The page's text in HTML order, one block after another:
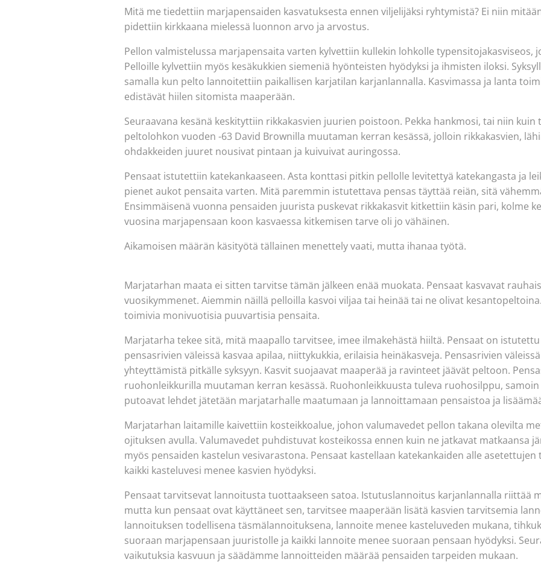
Mitä me tiedettiin marjapensaiden kasvatuksesta ennen viljelijäksi ryhtymistä? Ei niin
pidettiin kirkkaana mielessä luonnon arvo ja arvostus.
Pellon valmistelussa marjapensaita varten kylvettiin kullekin lohkolle typensitojakasviseos,
Pelloille kylvettiin myös kesäkukkien siemeniä hyönteisten hyödyksi ja ihmisten iloksi.
samalla kun pelto lannoitettiin paikallisen karjatilan karjanlannalla. Kasvimassa ja lanta
edistävät hiilen sitomista maaperään.
Seuraavana kesänä keskityttiin rikkakasvien juurien poistoon. Pekka hankmosi, tai niin kuin
peltolohkon vuoden -63 David Brownilla muutaman kerran kesässä, jolloin rikkakasvien,
ohdakkeiden juuret nousivat pintaan ja kuivuivat auringossa.
Pensaat istutettiin katekankaaseen. Asta konttasi pitkin pellolle levitettyä katekangasta ja
pienet aukot pensaita varten. Mitä paremmin istutettava pensas täyttää reiän, sitä
Ensimmäisenä vuonna pensaiden juurista puskevat rikkakasvit kitkettiin käsin pari, kolme
vuosina marjapensaan koon kasvaessa kitkemisen tarve oli jo vähäinen.
Aikamoisen määrän käsityötä tällainen menettely vaati, mutta ihanaa työtä.
Marjatarhan maata ei sitten tarvitse tämän jälkeen enää muokata. Pensaat kasvavat
vuosikymmenet. Aiemmin näillä pelloilla kasvoi viljaa tai heinää tai ne olivat
toimivia monivuotisia puuvartisia pensaita.
Marjatarha tekee sitä, mitä maapallo tarvitsee, imee ilmakehästä hiiltä. Pensaat on
pensasrivien väleissä kasvaa apilaa, niittykukkia, erilaisia heinäkasveja. Pensasrivien
yhteyttämistä pitkälle syksyyn. Kasvit suojaavat maaperää ja ravinteet jäävät peltoon.
ruohonleikkurilla muutaman kerran kesässä. Ruohonleikkuusta tuleva ruohosilppu, samoin
putoavat lehdet jätetään marjatarhalle maatumaan ja lannoittamaan pensaistoa ja
Marjatarhan laitamille kaivettiin kosteikkoalue, johon valumavedet pellon takana olevilta
ojituksen avulla. Valumavedet puhdistuvat kosteikossa ennen kuin ne jatkavat matkaansa
myös pensaiden kastelun vesivarastona. Pensaat kastellaan katekankaiden alle
kaikki kasteluvesi menee kasvien hyödyksi.
Pensaat tarvitsevat lannoitusta tuottaakseen satoa. Istutuslannoitus karjanlannalla riittää
mutta kun pensaat ovat käyttäneet sen, tarvitsee maaperään lisätä kasvien tarvitsemia
lannoituksen todellisena täsmälannoituksena, lannoite menee kasteluveden mukana,
suoraan marjapensaan juuristolle ja kaikki lannoite menee suoraan pensaan hyödyksi.
vaikutuksia kasvuun ja säädämme lannoitteiden määrää pensaiden tarpeiden mukaan.